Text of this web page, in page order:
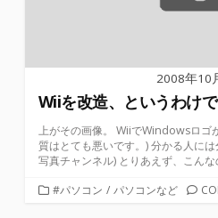
2008年10
Wiiを改造、というわけ
上がその画像。 WiiでWindowsロゴ
質はとても悪いです。) 分かる人に
写真チャンネル) とりあえず、こんな
カ#パソコン / パソコンなど